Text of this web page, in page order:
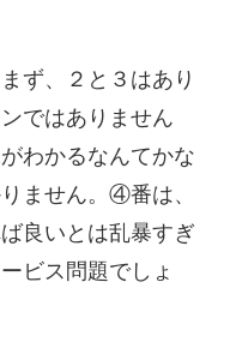
ず、２と３はあり
ではありません
わかるなんてかな
ません。④番は、
良いとは乱暴すぎ
ビス問題でしょ